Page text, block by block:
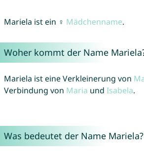
Mariela ist ein ♀ Mädchenname.
Woher kommt der Name
Mariela ist eine Verkleinerung von
Verbindung von Maria und Isabela.
Was bedeutet der Name Mariela?